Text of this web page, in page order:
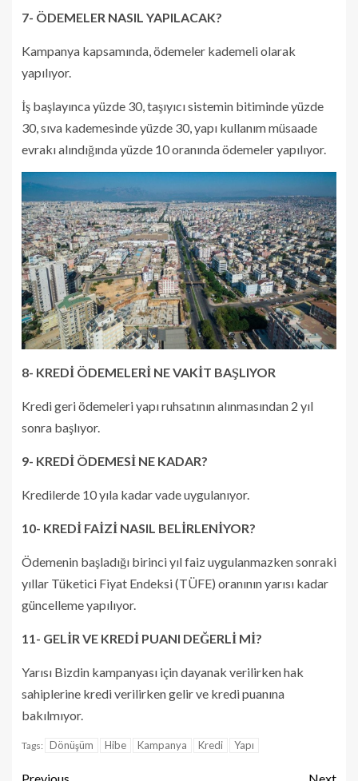
7- ÖDEMELER NASIL YAPILACAK?
Kampanya kapsamında, ödemeler kademeli olarak
yapılıyor.
İş başlayınca yüzde 30, taşıyıcı sistemin bitiminde yüzde
30, sıva kademesinde yüzde 30, yapı kullanım müsaade
evrakı alındığında yüzde 10 oranında ödemeler yapılıyor.
8- KREDİ ÖDEMELERİ NE VAKİT BAŞLIYOR
Kredi geri ödemeleri yapı ruhsatının alınmasından 2 yıl
sonra başlıyor.
9- KREDİ ÖDEMESİ NE KADAR?
Kredilerde 10 yıla kadar vade uygulanıyor.
10- KREDİ FAİZİ NASIL BELİRLENİYOR?
Ödemenin başladığı birinci yıl faiz uygulanmazken sonraki
yıllar Tüketici Fiyat Endeksi (TÜFE) oranının yarısı kadar
güncelleme yapılıyor.
11- GELİR VE KREDİ PUANI DEĞERLİ Mİ?
Yarısı Bizdin kampanyası için dayanak verilirken hak
sahiplerine kredi verilirken gelir ve kredi puanına
bakılmıyor.
Tags: Dönüşüm Hibe Kampanya Kredi Yapı
Previous
Next